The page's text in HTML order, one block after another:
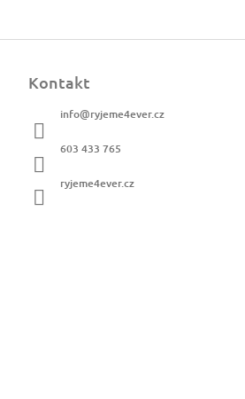
Kontakt
info@ryjeme4ever.cz
603 433 765
ryjeme4ever.cz